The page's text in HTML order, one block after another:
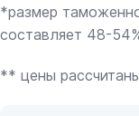
*размер
составляет 48-
** цены